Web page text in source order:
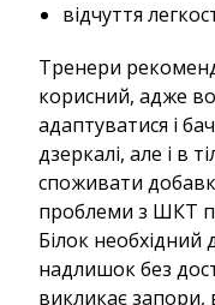
відчуття
Тренери
корисний, адже
адаптуватися і
дзеркалі, але і в
споживати
проблеми з ШКТ
Білок необхідний
надлишок без
викликає запори,